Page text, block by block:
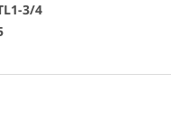
3/4